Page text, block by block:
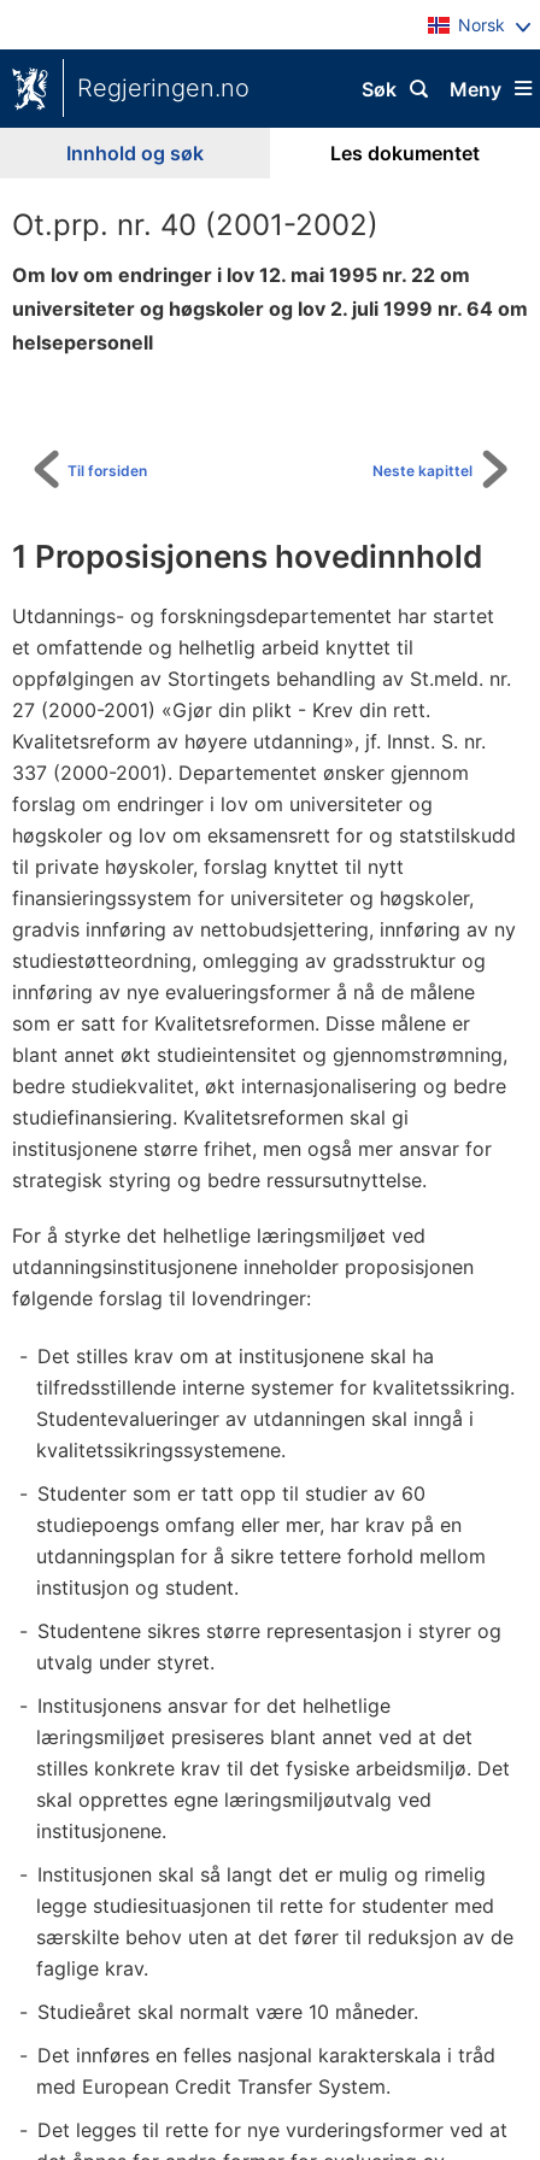
Norsk
Regjeringen.no Meny
Søk
Innhold og søk Les dokumentet
Ot.prp. nr. 40 (2001-2002)
Om lov om endringer i lov 12. mai 1995 nr. 22 om
universiteter og høgskoler og lov 2. juli 1999 nr. 64 om
helsepersonell
Neste kapittel
Til forsiden
1 Proposisjonens hovedinnhold
Utdannings- og forskningsdepartementet har startet
et omfattende og helhetlig arbeid knyttet til
oppfølgingen av Stortingets behandling av St.meld. nr.
27 (2000-2001) «Gjør din plikt - Krev din rett.
Kvalitetsreform av høyere utdanning», jf. Innst. S. nr.
337 (2000-2001). Departementet ønsker gjennom
forslag om endringer i lov om universiteter og
høgskoler og lov om eksamensrett for og statstilskudd
til private høyskoler, forslag knyttet til nytt
finansieringssystem for universiteter og høgskoler,
gradvis innføring av nettobudsjettering, innføring av ny
studiestøtteordning, omlegging av gradsstruktur og
innføring av nye evalueringsformer å nå de målene
som er satt for Kvalitetsreformen. Disse målene er
blant annet økt studieintensitet og gjennomstrømning,
bedre studiekvalitet, økt internasjonalisering og bedre
studiefinansiering. Kvalitetsreformen skal gi
institusjonene større frihet, men også mer ansvar for
strategisk styring og bedre ressursutnyttelse.
For å styrke det helhetlige læringsmiljøet ved
utdanningsinstitusjonene inneholder proposisjonen
følgende forslag til lovendringer:
Det stilles krav om at institusjonene skal ha
tilfredsstillende interne systemer for kvalitetssikring.
Studentevalueringer av utdanningen skal inngå i
kvalitetssikringssystemene.
Studenter som er tatt opp til studier av 60
studiepoengs omfang eller mer, har krav på en
utdanningsplan for å sikre tettere forhold mellom
institusjon og student.
Studentene sikres større representasjon i styrer og
utvalg under styret.
Institusjonens ansvar for det helhetlige
læringsmiljøet presiseres blant annet ved at det
stilles konkrete krav til det fysiske arbeidsmiljø. Det
skal opprettes egne læringsmiljøutvalg ved
institusjonene.
Institusjonen skal så langt det er mulig og rimelig
legge studiesituasjonen til rette for studenter med
særskilte behov uten at det fører til reduksjon av de
faglige krav.
Studieåret skal normalt være 10 måneder.
Det innføres en felles nasjonal karakterskala i tråd
med European Credit Transfer System.
Det legges til rette for nye vurderingsformer ved at